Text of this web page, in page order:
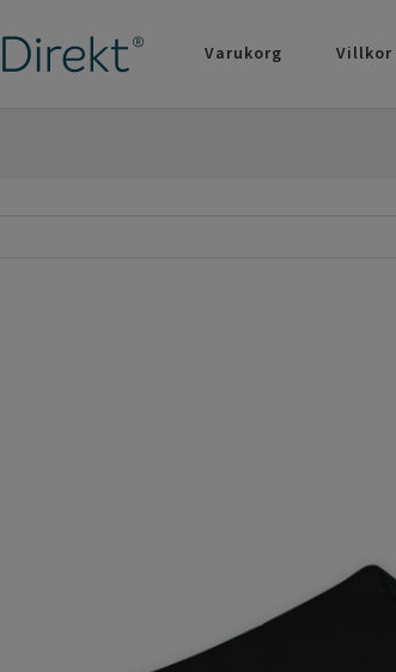
Varukorg Villkor